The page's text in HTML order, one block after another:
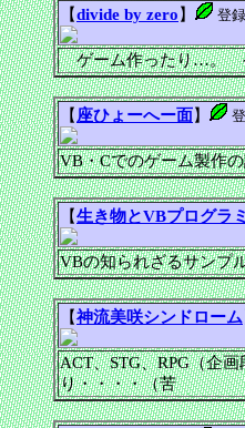
【divide by zero 】 登
ゲーム作ったり…。
【 座ひょーへー面】
VB・Cでのゲーム製作
【生き物とVBプログラ
VBの知られざるサンプ
【神流美咲シンドローム
ACT、STG、RPG（企
り・・・・（苦